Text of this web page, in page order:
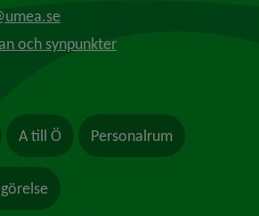
och synpunkter
A till Ö Personalrum